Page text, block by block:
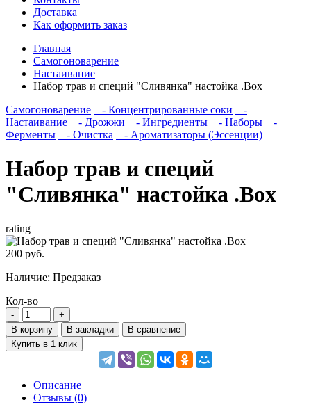
Доставка
Как оформить заказ
Главная
Самогоноварение
Настаивание
Набор трав и специй "Сливянка" настойка .Box
Самогоноварение
- Концентрированные соки
-
Настаивание
- Дрожжи - Ингредиенты - Наборы
-
Ферменты
- Очистка - Ароматизаторы (Эссенции)
Набор трав и специй
"Сливянка" настойка .Box
rating
200 руб.
Наличие: Предзаказ
Кол-во
В корзину В закладки
В сравнение
Купить в 1 клик
Описание
Отзывы (0)